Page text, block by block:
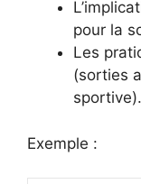
pour la
Les
(sorties
sportive).
Exemple :